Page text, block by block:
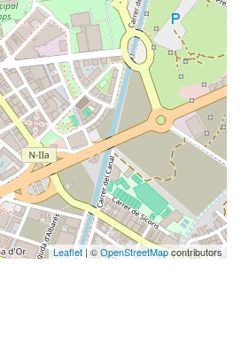
Leaflet| ©OpenStreetMapcontributors